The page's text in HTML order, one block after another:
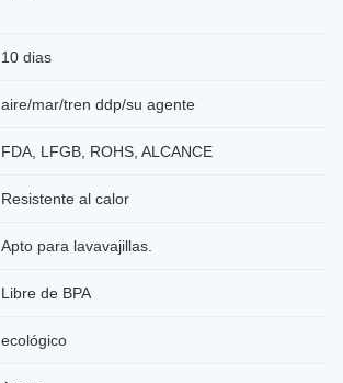
10 dias
aire/mar/tren ddp/su agente
FDA, LFGB, ROHS, ALCANCE
Resistente al calor
Apto para lavavajillas.
Libre de BPA
ecológico